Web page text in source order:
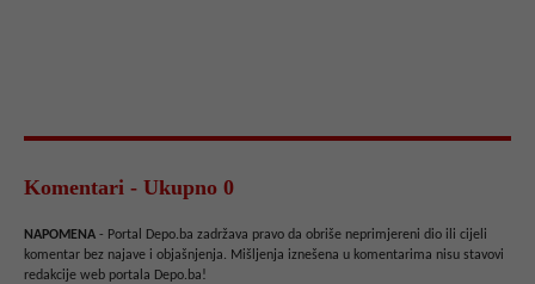
Komentari - Ukupno 0
NAPOMENA - Portal Depo.ba zadržava pravo da obriše neprimjereni dio ili cijeli
komentar bez najave i objašnjenja. Mišljenja iznešena u komentarima nisu stavovi
redakcije web portala Depo.ba!